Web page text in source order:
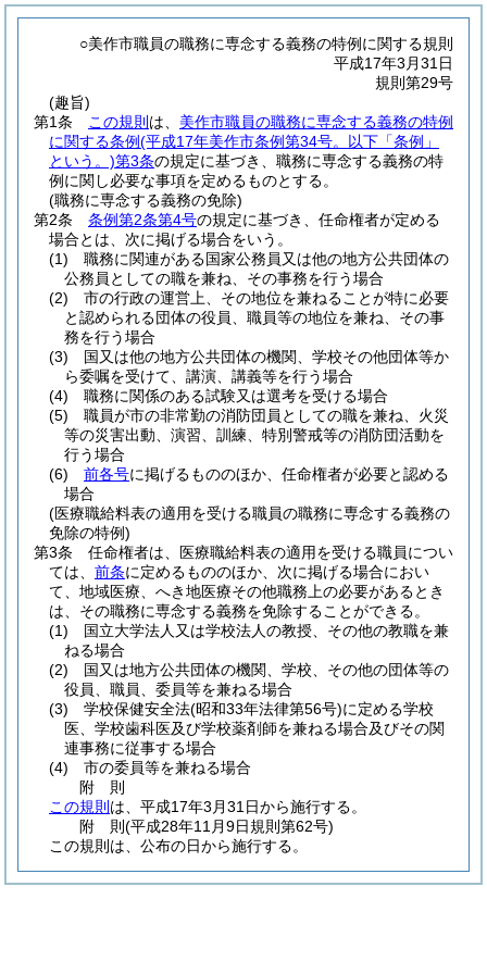
○美作市職員の職務に専念する義務の特例に関する規則
平成17年3月31日
規則第29号
(趣旨)
第1条
この規則 は、 美作市職員の職務に専念する義務の特例
に関する条例(平成17年美作市条例第34号。以下「条例」
という。)第3条の規定に基づき、職務に専念する義務の特
例に関し必要な事項を定めるものとする。
(職務に専念する義務の免除)
第2条
条例第2条第4号の規定に基づき、任命権者が定める
場合とは、次に掲げる場合をいう。
(1)
職務に関連がある国家公務員又は他の地方公共団体の
公務員としての職を兼ね、その事務を行う場合
(2)
市の行政の運営上、その地位を兼ねることが特に必要
と認められる団体の役員、職員等の地位を兼ね、その事
務を行う場合
(3)
国又は他の地方公共団体の機関、学校その他団体等か
ら委嘱を受けて、講演、講義等を行う場合
(4)
職務に関係のある試験又は選考を受ける場合
(5)
職員が市の非常勤の消防団員としての職を兼ね、火災
等の災害出動、演習、訓練、特別警戒等の消防団活動を
行う場合
(6)
前各号に掲げるもののほか、任命権者が必要と認める
場合
(医療職給料表の適用を受ける職員の職務に専念する義務の
免除の特例)
第3条
任命権者は、医療職給料表の適用を受ける職員につい
ては、 前条に定めるもののほか、次に掲げる場合におい
て、地域医療、へき地医療その他職務上の必要があるとき
は、その職務に専念する義務を免除することができる。
(1)
国立大学法人又は学校法人の教授、その他の教職を兼
ねる場合
(2)
国又は地方公共団体の機関、学校、その他の団体等の
役員、職員、委員等を兼ねる場合
(3)
学校保健安全法(昭和33年法律第56号)に定める学校
医、学校歯科医及び学校薬剤師を兼ねる場合及びその関
連事務に従事する場合
(4)
市の委員等を兼ねる場合
附 則
この規則 は、平成17年3月31日から施行する。
附 則(平成28年11月9日規則第62号)
この規則は、公布の日から施行する。